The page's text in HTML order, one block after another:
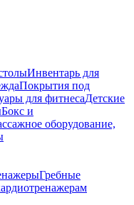
Инвентарь для
Покрытия под
для фитнесаДетские
Бокс и
оборудование,
Гребные